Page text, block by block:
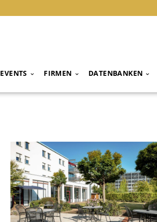
EVENTS FIRMEN DATENBANKEN